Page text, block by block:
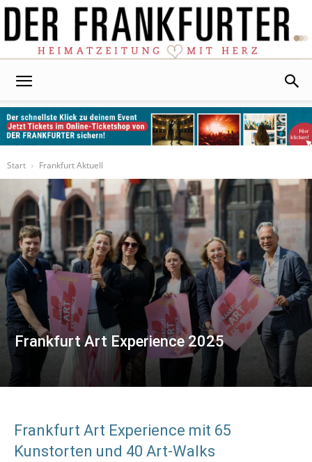
Start
Frankfurt Aktuell
Frankfurt Art Experience 2025
Frankfurt Art Experience mit 65
Kunstorten und 40 Art-Walks